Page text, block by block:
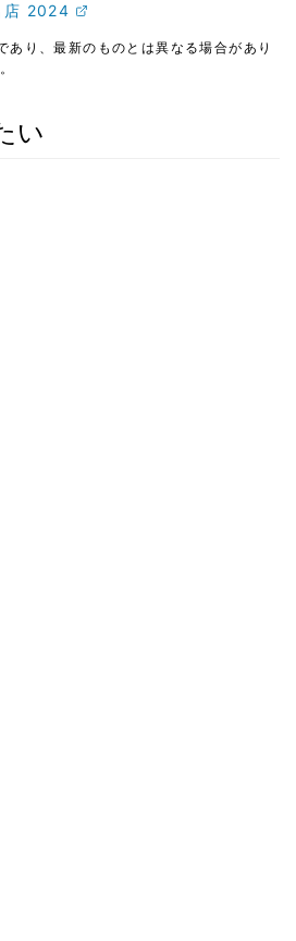
店 2024
あり、最新のものとは異なる場合があり
い